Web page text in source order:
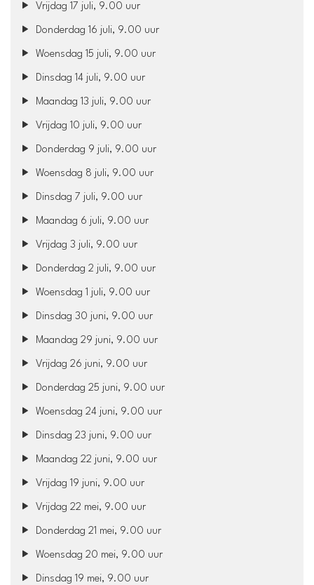
Vrijdag 17 juli, 9.00 uur
Donderdag 16 juli, 9.00 uur
Woensdag 15 juli, 9.00 uur
Dinsdag 14 juli, 9.00 uur
Maandag 13 juli, 9.00 uur
Vrijdag 10 juli, 9.00 uur
Donderdag 9 juli, 9.00 uur
Woensdag 8 juli, 9.00 uur
Dinsdag 7 juli, 9.00 uur
Maandag 6 juli, 9.00 uur
Vrijdag 3 juli, 9.00 uur
Donderdag 2 juli, 9.00 uur
Woensdag 1 juli, 9.00 uur
Dinsdag 30 juni, 9.00 uur
Maandag 29 juni, 9.00 uur
Vrijdag 26 juni, 9.00 uur
Donderdag 25 juni, 9.00 uur
Woensdag 24 juni, 9.00 uur
Dinsdag 23 juni, 9.00 uur
Maandag 22 juni, 9.00 uur
Vrijdag 19 juni, 9.00 uur
Vrijdag 22 mei, 9.00 uur
Donderdag 21 mei, 9.00 uur
Woensdag 20 mei, 9.00 uur
Dinsdag 19 mei, 9.00 uur